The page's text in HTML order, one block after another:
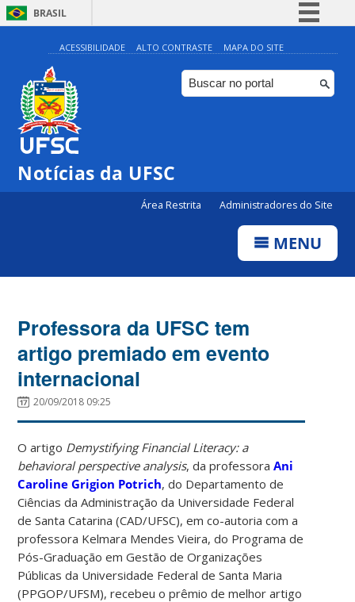
BRASIL
Simplifique!
Comunica BR
Participe
ACESSIBILIDADE ALTO CONTRASTE MAPA DO SITE
Notícias da UFSC
Área Restrita Administradores do Site
MENU
Professora da UFSC tem
artigo premiado em evento
internacional
20/09/2018 09:25
O artigo Demystifying Financial Literacy: a
behavioral perspective analysis, da professoraAni
Caroline Grigion Potrich, do Departamento de
Ciências da Administração da Universidade Federal
de Santa Catarina (CAD/UFSC), em co-autoria com a
professora Kelmara Mendes Vieira, do Programa de
Pós-Graduação em Gestão de Organizações
Públicas da Universidade Federal de Santa Maria
(PPGOP/UFSM), recebeu o prêmio de melhor artigo